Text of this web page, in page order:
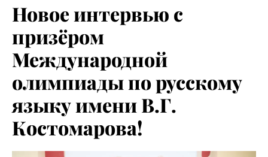
Новое интервью с
призёром
Международной
олимпиады по русскому
языку имени В.Г.
Костомарова!